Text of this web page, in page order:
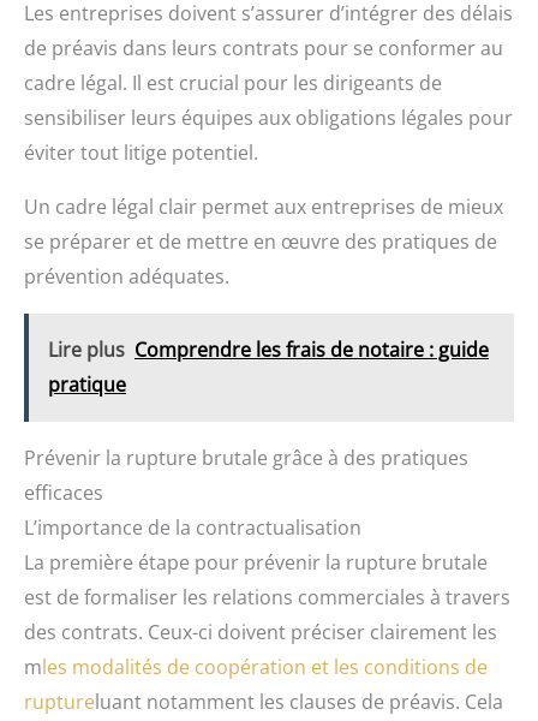
Les entreprises doivent s’assurer d’intégrer des délais
de préavis dans leurs contrats pour se conformer au
cadre légal. Il est crucial pour les dirigeants de
sensibiliser leurs équipes aux obligations légales pour
éviter tout litige potentiel.
Un cadre légal clair permet aux entreprises de mieux
se préparer et de mettre en œuvre des pratiques de
prévention adéquates.
Lire plus Comprendre les frais de notaire : guide
pratique
Prévenir la rupture brutale grâce à des pratiques
efficaces
L’importance de la contractualisation
La première étape pour prévenir la rupture brutale
est de formaliser les relations commerciales à travers
des contrats. Ceux-ci doivent préciser clairement les
mles modalités de coopération et les conditions de
ruptureluant notamment les clauses de préavis. Cela